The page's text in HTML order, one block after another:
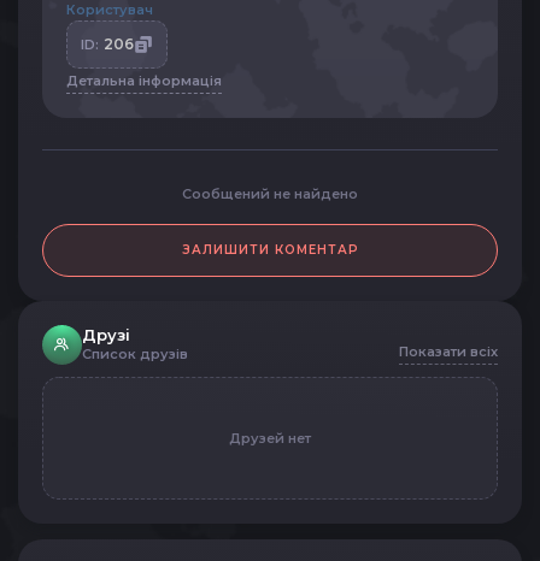
Користувач
ID: 206
Детальна інформація
Сообщений не найдено
ЗАЛИШИТИ КОМЕНТАР
Друзі
Список друзів Показати всіх
Друзей нет